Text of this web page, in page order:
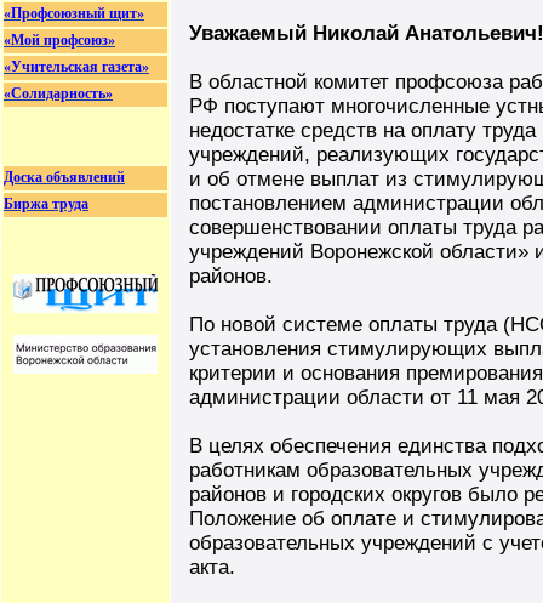
«Профсоюзный щит»
«Мой профсоюз»
«Учительская газета»
«Солидарность»
Доска объявлений
Биржа труда
Уважаемый Николай Анатольевич!
В областной комитет профсоюза
РФ поступают многочисленные
недостатке средств на оплату
учреждений, реализующих
и об отмене выплат из
постановлением администрации
совершенствовании оплаты труда
учреждений Воронежской
районов.
По новой системе оплаты труда
установления стимулирующих
критерии и основания
администрации области от 11 мая
В целях обеспечения единства
работникам образовательных
районов и городских округов было
Положение об оплате и
образовательных учреждений с
акта.